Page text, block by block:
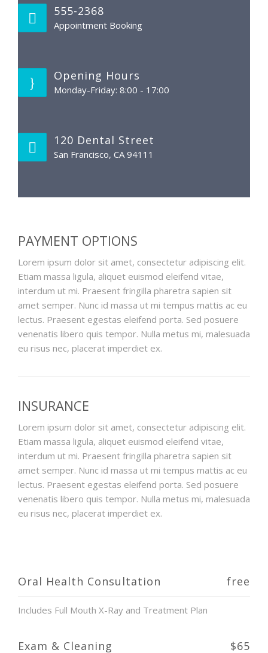
555-2368
Appointment Booking
Opening Hours
Monday-Friday: 8:00 - 17:00
120 Dental Street
San Francisco, CA 94111
Oral Health Consultation free
Includes Full Mouth X-Ray and Treatment Plan
Exam & Cleaning $65
PAYMENT OPTIONS
Lorem ipsum dolor sit amet, consectetur adipiscing elit.
Etiam massa ligula, aliquet euismod eleifend vitae,
interdum ut mi. Praesent fringilla pharetra sapien sit
amet semper. Nunc id massa ut mi tempus mattis ac eu
lectus. Praesent egestas eleifend porta. Sed posuere
venenatis libero quis tempor. Nulla metus mi, malesuada
eu risus nec, placerat imperdiet ex.
INSURANCE
Lorem ipsum dolor sit amet, consectetur adipiscing elit.
Etiam massa ligula, aliquet euismod eleifend vitae,
interdum ut mi. Praesent fringilla pharetra sapien sit
amet semper. Nunc id massa ut mi tempus mattis ac eu
lectus. Praesent egestas eleifend porta. Sed posuere
venenatis libero quis tempor. Nulla metus mi, malesuada
eu risus nec, placerat imperdiet ex.